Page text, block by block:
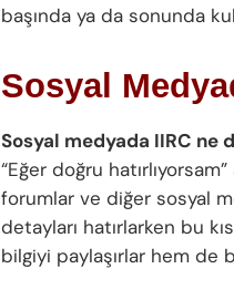
başında ya da sonunda
Sosyal
Sosyal medyada IIRC ne
“Eğer doğru
forumlar ve diğer sosyal
detayları hatırlarken bu
bilgiyi paylaşırlar hem de